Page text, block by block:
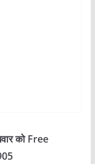
को Free